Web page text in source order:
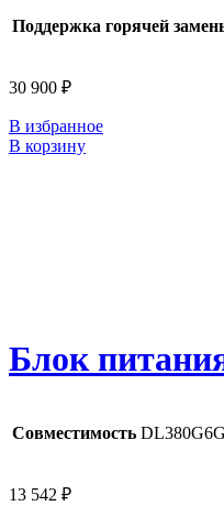
Поддержка горячей
30 900 ₽
В избранное
В корзину
Блок
Совместимость
13 542 ₽